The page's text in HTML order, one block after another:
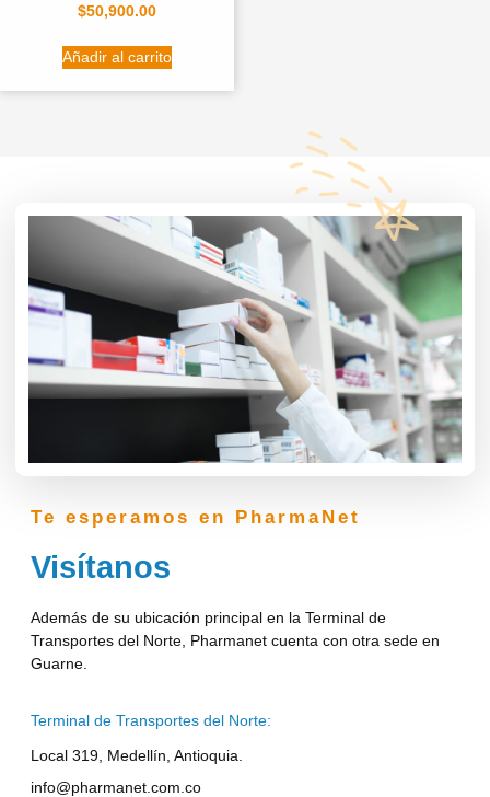
$50,900.00
Añadir al carrito
Te esperamos en PharmaNet
Visítanos
Además de su ubicación principal en la Terminal de
Transportes del Norte, Pharmanet cuenta con otra sede en
Guarne.
Terminal de Transportes del Norte:
Local 319, Medellín, Antioquia.
info@pharmanet.com.co